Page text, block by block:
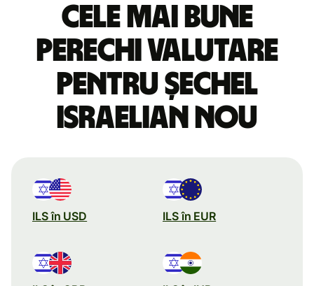
Cele mai bune
perechi valutare
pentru șechel
israelian nou
ILS în USD ILS în EUR